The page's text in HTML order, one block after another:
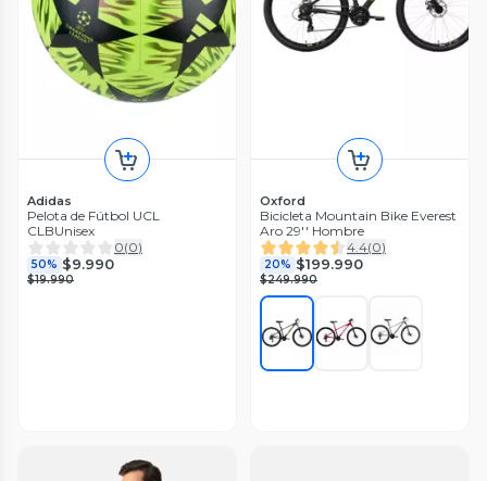
Adidas
Pelota de Fútbol UCL
CLBUnisex
0(0)
50% $9.990
$19.990
Oxford
Bicicleta Mountain Bike Everest
Aro 29'' Hombre
4.4(0)
20% $199.990
$249.990